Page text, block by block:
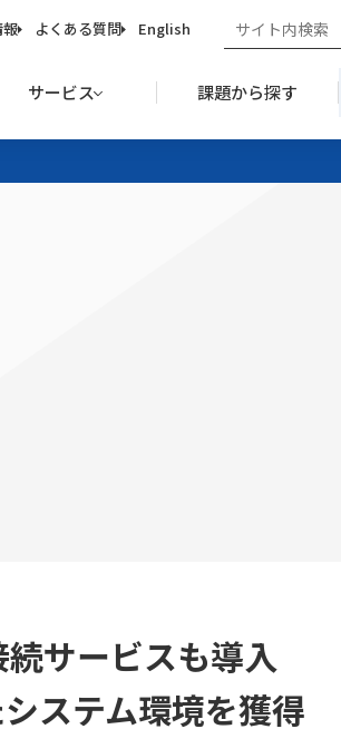
報 よくある質問 English
サービス 課題から探す
サービスも導入
ステム環境を獲得